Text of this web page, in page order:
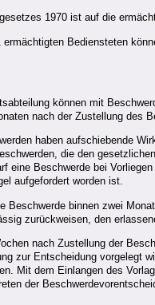
1970 ist auf die
Bediensteten
können mit
nach der Zustellung des
haben aufschiebende
die den
eine Beschwerde bei
aufgefordert worden ist.
Beschwerde binnen zwei
zurückweisen, den
nach Zustellung der
zur Entscheidung vorgelegt
Mit dem Einlangen des
der